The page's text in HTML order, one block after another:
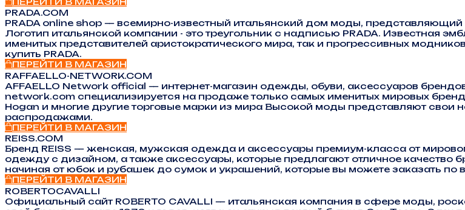
PRADA.COM
PRADA online shop — всемирно-известный итальянский дом моды,
Логотип итальянской компании - это треугольник с надписью PRADA. Известная
именитых представителей аристократического мира, так и прогрессивных
купить PRADA.
ПЕРЕЙТИ В МАГАЗИН
RAFFAELLO-NETWORK.COM
AFFAELLO Network official — интернет-магазин одежды, обуви, аксессуаров
network.com специализируется на продаже только самых именитых мировых
Hogan и многие другие торговые марки из мира Высокой моды представляют
распродажами.
ПЕРЕЙТИ В МАГАЗИН
REISS.COM
Бренд REISS — женская, мужская одежда и аксессуары премиум-класса от
одежду с дизайном, а также аксессуары, которые предлагают отличное качество
начиная от юбок и рубашек до сумок и украшений, которые вы можете заказать по
ПЕРЕЙТИ В МАГАЗИН
ROBERTOCAVALLI
Официальный сайт ROBERTO CAVALLI — итальянская компания в сфере моды,